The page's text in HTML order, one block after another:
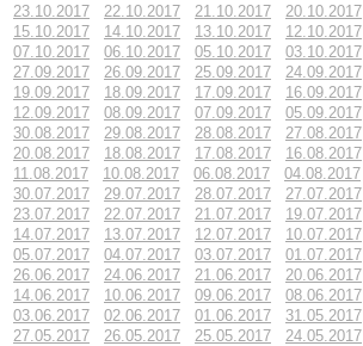
23.10.2017
22.10.2017 21.10.2017 20.10.2017
15.10.2017
14.10.2017 13.10.2017 12.10.2017
07.10.2017
06.10.2017 05.10.2017 03.10.2017
27.09.2017
26.09.2017 25.09.2017 24.09.2017
19.09.2017
18.09.2017 17.09.2017 16.09.2017
12.09.2017
08.09.2017 07.09.2017 05.09.2017
30.08.2017
29.08.2017 28.08.2017 27.08.2017
20.08.2017
18.08.2017 17.08.2017 16.08.2017
11.08.2017
10.08.2017 06.08.2017 04.08.2017
30.07.2017
29.07.2017 28.07.2017 27.07.2017
23.07.2017
22.07.2017 21.07.2017 19.07.2017
14.07.2017
13.07.2017 12.07.2017 10.07.2017
05.07.2017
04.07.2017 03.07.2017 01.07.2017
26.06.2017
24.06.2017 21.06.2017 20.06.2017
14.06.2017
10.06.2017 09.06.2017 08.06.2017
03.06.2017
02.06.2017 01.06.2017 31.05.2017
27.05.2017
26.05.2017 25.05.2017 24.05.2017